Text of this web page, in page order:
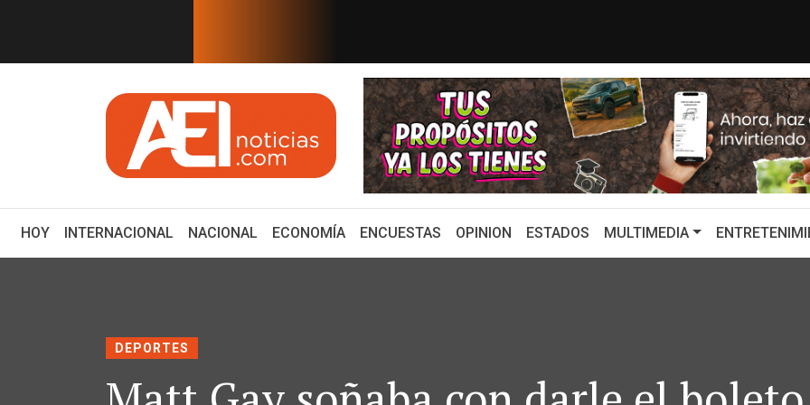
Con emotivo mensaje, conductor anuncia su salida tra...
HOY(CURRENT)
INTERNACIONAL NACIONAL ECONOMÍA ENCUESTAS OPINION ESTADOS MULTIMEDIA
DEPORTES